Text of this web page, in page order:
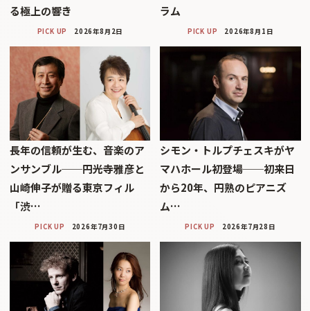
る極上の響き
PICK UP 2026年8月2日
ラム
PICK UP 2026年8月1日
長年の信頼が生む、音楽のア
ンサンブル──円光寺雅彦と
山崎伸子が贈る東京フィル
「渋…
PICK UP 2026年7月30日
シモン・トルプチェスキがヤ
マハホール初登場──初来日
から20年、円熟のピアニズ
ム…
PICK UP 2026年7月28日